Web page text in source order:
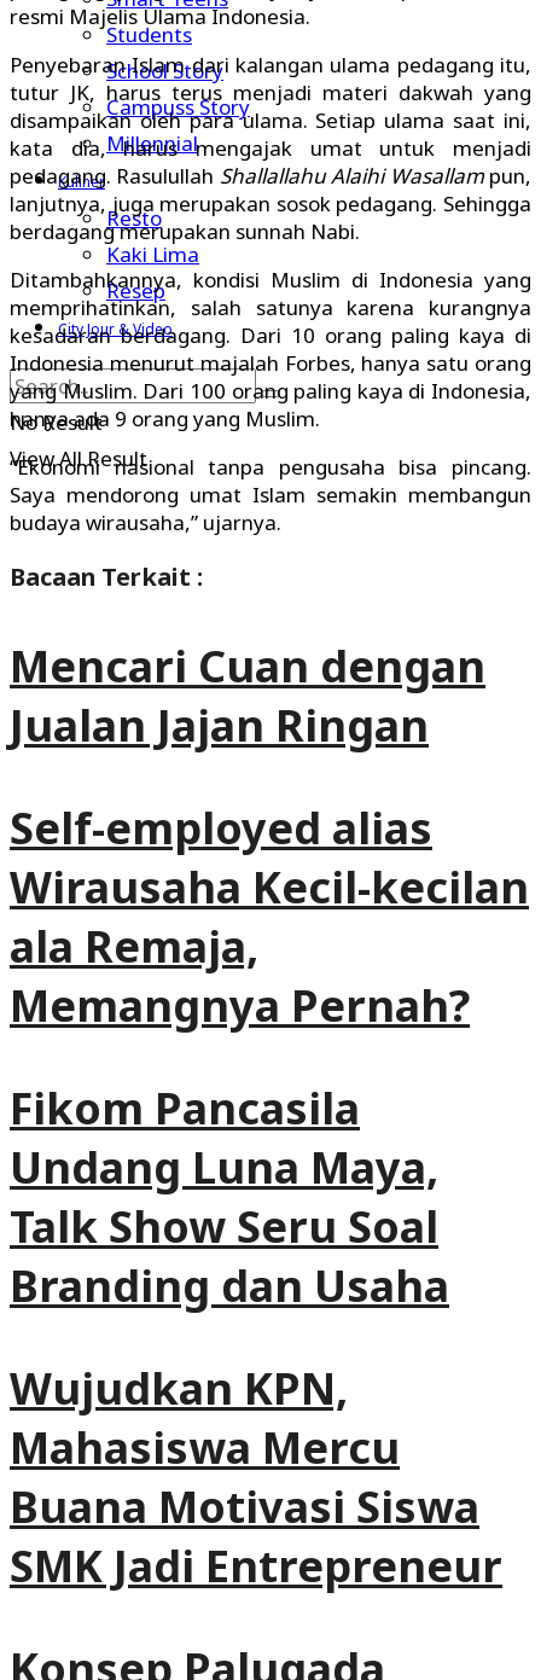
Students
School Story
Campuss Story
Millennial
Kuliner
Resto
Kaki Lima
Resep
City Jour & Video
No Result
View All Result
resmi Majelis Ulama Indonesia.
Penyebaran Islam dari kalangan ulama pedagang itu,
tutur JK, harus terus menjadi materi dakwah yang
disampaikan oleh para ulama. Setiap ulama saat ini,
kata dia, harus mengajak umat untuk menjadi
pedagang. Rasulullah Shallallahu Alaihi Wasallampun,
lanjutnya, juga merupakan sosok pedagang. Sehingga
berdagang merupakan sunnah Nabi.
Ditambahkannya, kondisi Muslim di Indonesia yang
memprihatinkan, salah satunya karena kurangnya
kesadaran berdagang. Dari 10 orang paling kaya di
Indonesia menurut majalah Forbes, hanya satu orang
yang Muslim. Dari 100 orang paling kaya di Indonesia,
hanya ada 9 orang yang Muslim.
“Ekonomi nasional tanpa pengusaha bisa pincang.
Saya mendorong umat Islam semakin membangun
budaya wirausaha,” ujarnya.
Bacaan Terkait :
Mencari Cuan dengan
Jualan Jajan Ringan
Self-employed alias
Wirausaha Kecil-kecilan
ala Remaja,
Memangnya Pernah?
Fikom Pancasila
Undang Luna Maya,
Talk Show Seru Soal
Branding dan Usaha
Wujudkan KPN,
Mahasiswa Mercu
Buana Motivasi Siswa
SMK Jadi Entrepreneur